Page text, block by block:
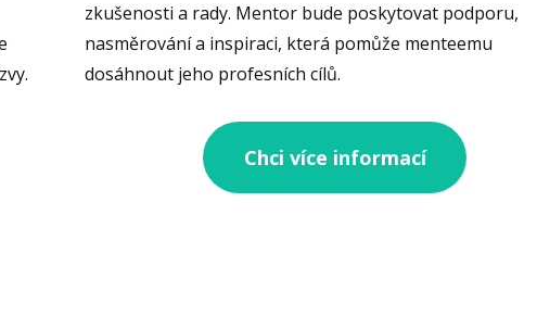
zkušenosti a rady. Mentor bude poskytovat podporu,
nasměrování a inspiraci, která pomůže menteemu
dosáhnout jeho profesních cílů.
Chci více informací